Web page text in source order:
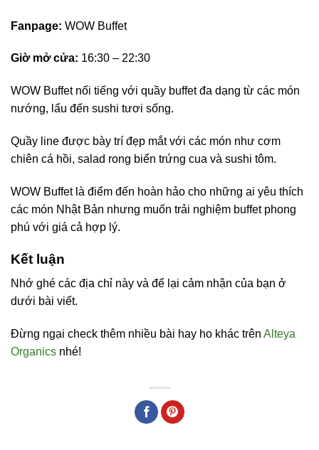
Fanpage: WOW Buffet
Giờ mở cửa: 16:30 – 22:30
WOW Buffet nổi tiếng với quầy buffet đa dạng từ các món
nướng, lẩu đến sushi tươi sống.
Quầy line được bày trí đẹp mắt với các món như cơm
chiên cá hồi, salad rong biển trứng cua và sushi tôm.
WOW Buffet là điểm đến hoàn hảo cho những ai yêu thích
các món Nhật Bản nhưng muốn trải nghiệm buffet phong
phú với giá cả hợp lý.
Kết luận
Nhớ ghé các địa chỉ này và để lại cảm nhận của bạn ở
dưới bài viết.
Đừng ngại check thêm nhiều bài hay ho khác trên Alteya
Organics nhé!